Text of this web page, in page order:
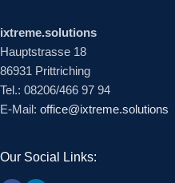
ixtreme.solutions
Hauptstrasse 18
86931 Prittriching
Tel.: 08206/466 97 94
E-Mail: office@ixtreme.solutions
Our Social Links: